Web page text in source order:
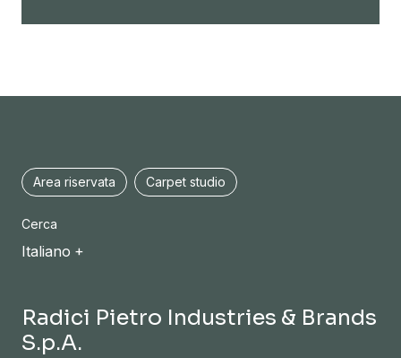
Area riservata Carpet studio
Cerca
Italiano
Radici Pietro Industries & Brands
S.p.A.